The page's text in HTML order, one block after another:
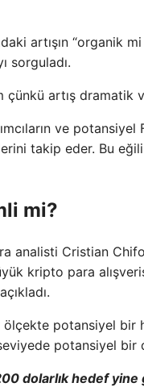
artışın “organik
sorguladı.
çünkü artış dramatik
ve
takip eder. Bu
mi?
Cristian
kripto para
potansiyel bir
potansiyel
dolarlık hedef